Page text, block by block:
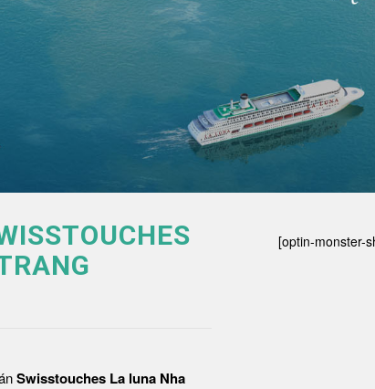
Swisstouches La luna Nha
[optin-monster-